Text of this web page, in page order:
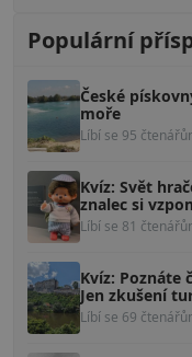
Populární
České
moře
Líbí se 95
Kvíz: Svět
znalec si
Líbí se 81
Kvíz: Poznáte
Jen zkušení
Líbí se 69